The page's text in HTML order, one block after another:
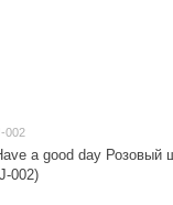
002
a good day Розовый
002)